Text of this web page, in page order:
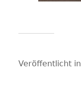
Veröffentlicht in